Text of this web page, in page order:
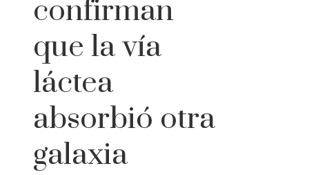
confirman
que la vía
láctea
absorbió otra
galaxia